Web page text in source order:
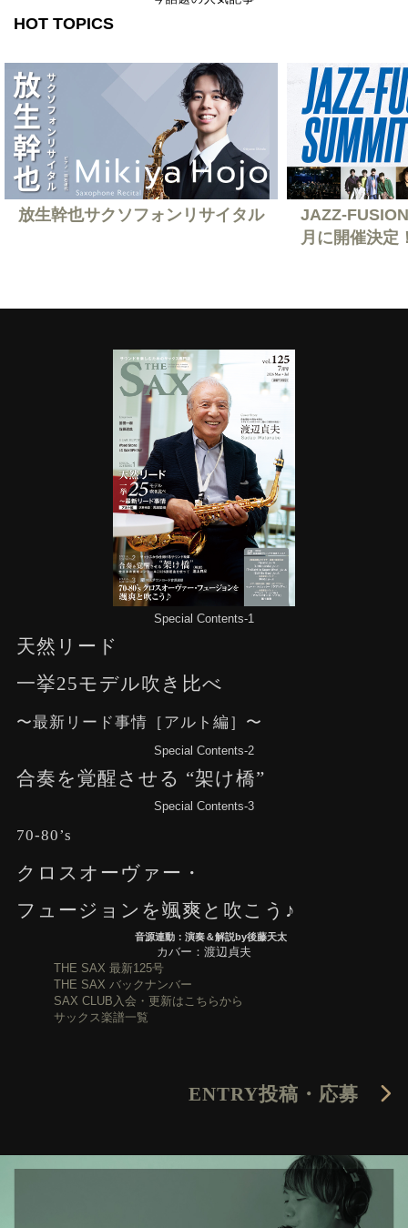
HOT TOPICS
放生幹也サクソフォンリサイタル
JAZZ-
月に開催決定
Special Contents-1
天然リード
一挙25モデル吹き比べ
〜最新リード事情［アルト編］〜
Special Contents-2
合奏を覚醒させる “架け橋”
Special Contents-3
70-80’s
クロスオーヴァー・
フュージョンを颯爽と吹こう♪
音源連動：演奏＆解説by後藤天太
カバー：渡辺貞夫
THE SAX 最新125号
THE SAX バックナンバー
SAX CLUB入会・更新はこちらから
サックス楽譜一覧
ENTRY投稿・応募